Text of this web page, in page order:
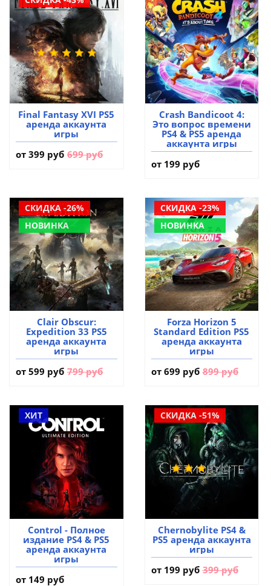
Final Fantasy XVI PS5
аренда аккаунта
игры
от 399 руб 699 руб
Crash Bandicoot 4:
Это вопрос времени
PS4 & PS5 аренда
аккаунта игры
от 199 руб
СКИДКА -26%
НОВИНКА
Clair Obscur:
Expedition 33 PS5
аренда аккаунта
игры
от 599 руб 799 руб
СКИДКА -23%
НОВИНКА
Forza Horizon 5
Standard Edition PS5
аренда аккаунта
игры
от 699 руб 899 руб
ХИТ
Control - Полное
издание PS4 & PS5
аренда аккаунта
игры
от 149 руб
СКИДКА -51%
Chernobylite PS4 &
PS5 аренда аккаунта
игры
от 199 руб 399 руб